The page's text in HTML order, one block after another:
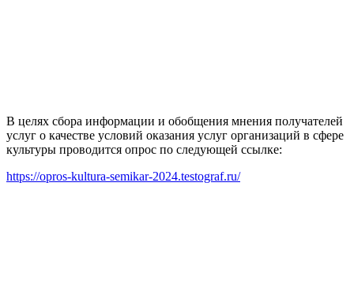
В целях сбора информации и обобщения мнения получателей
услуг о качестве условий оказания услуг организаций в сфере
культуры проводится опрос по следующей ссылке:
https://opros-kultura-semikar-2024.testograf.ru/